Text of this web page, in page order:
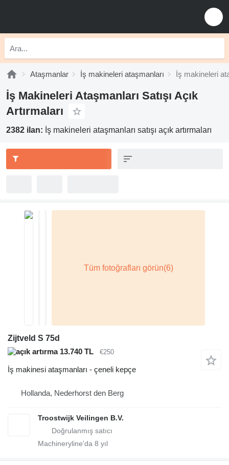
Ataşmanlar İş makineleri ataşmanları İş makineleri
İş Makineleri Ataşmanları Satışı Açık
Artırmaları
2382 ilan: İş makineleri ataşmanları satışı açık artırmaları
Zijtveld S 75d
13.740 TL
€250
İş makinesi ataşmanları - çeneli kepçe
Hollanda, Nederhorst den Berg
Troostwijk Veilingen B.V.
Machineryline'da 8 yıl